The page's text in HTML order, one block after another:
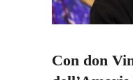
Con don